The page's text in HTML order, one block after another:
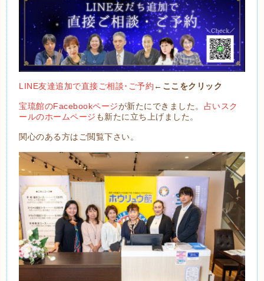
LINE友達追加で直接ご相談･ご予約 ←ここをクリック
宝琉館のFacebookページが新たにできました。 占いスク
ールのホームページ も新たに立ち上げました。
関心のある方はご閲覧下さい。